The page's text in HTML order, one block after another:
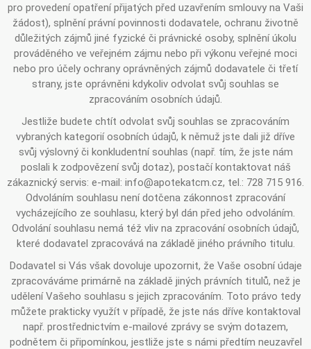
pro provedení opatření přijatých před uzavřením smlouvy na Vaši
žádost), splnění právní povinnosti dodavatele, ochranu životně
důležitých zájmů jiné fyzické či právnické osoby, splnění úkolu
prováděného ve veřejném zájmu nebo při výkonu veřejné moci
nebo pro účely ochrany oprávněných zájmů dodavatele či třetí
strany, jste oprávněni kdykoliv odvolat svůj souhlas se
zpracováním osobních údajů.
Jestliže budete chtít odvolat svůj souhlas se zpracováním
vybraných kategorií osobních údajů, k němuž jste dali již dříve
svůj výslovný či konkludentní souhlas (např. tím, že jste nám
poslali k zodpovězení svůj dotaz), postačí kontaktovat náš
zákaznický servis: e-mail: info@apotekatcm.cz, tel.: 728 715 916.
Odvoláním souhlasu není dotčena zákonnost zpracování
vycházejícího ze souhlasu, který byl dán před jeho odvoláním.
Odvolání souhlasu nemá též vliv na zpracování osobních údajů,
které dodavatel zpracovává na základě jiného právního titulu.
Dodavatel si Vás však dovoluje upozornit, že Vaše osobní údaje
zpracováváme primárně na základě jiných právních titulů, než je
udělení Vašeho souhlasu s jejich zpracováním. Toto právo tedy
můžete prakticky využít v případě, že jste nás dříve kontaktoval
např. prostřednictvím e-mailové zprávy se svým dotazem,
podnětem či připomínkou, jestliže jste s námi předtím neuzavřel